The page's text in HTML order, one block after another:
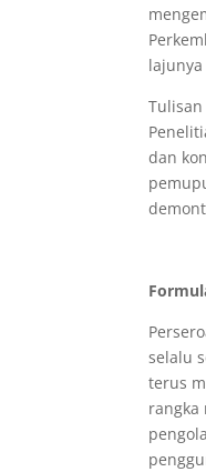
dan
selalu
terus
rangka